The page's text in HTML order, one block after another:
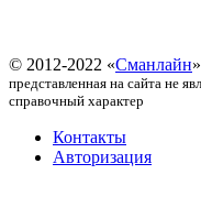
© 2012-2022 «Сманлайн»
представленная на сайта не
справочный характер
Контакты
Авторизация